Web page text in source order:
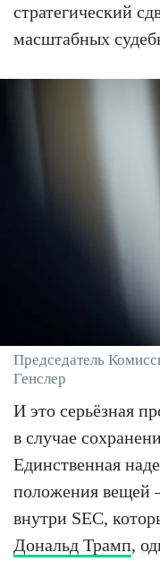
стратегический
масштабных
Председатель
Генслер
И это серьёзная
в случае
Единственная
положения вещей
внутри SEC,
Дональд Трамп,